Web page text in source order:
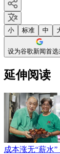
小 标准 中
设为谷歌新闻首选
延伸阅读
成本涨无“薪水